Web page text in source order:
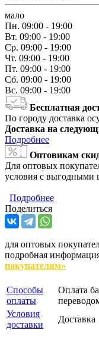
мало
Пн. 09:00 - 19:00
Вт. 09:00 - 19:00
Ср. 09:00 - 19:00
Чт. 09:00 - 19:00
Пт. 09:00 - 19:00
Сб. 09:00 - 19:00
Вс. 09:00 - 19:00
Бесплатная
По городу доставка
Доставка на
Подробнее
Оптовикам
Для оптовых
условия с выгодными
Подробнее
Поделиться
для оптовых
подробная
покупателям»
Способы
оплаты
Оплата
Условия
доставки
Доставка